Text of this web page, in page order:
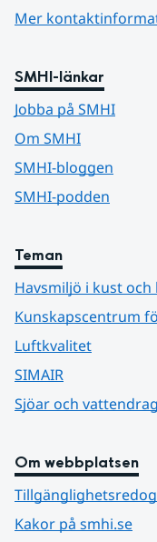
Mer
SMHI-länkar
Jobba på SMHI
Om SMHI
SMHI-bloggen
SMHI-podden
Teman
Havsmiljö i kust och
Kunskapscentrum
Luftkvalitet
SIMAIR
Sjöar och vattendrag
Om webbplatsen
Kakor på smhi.se